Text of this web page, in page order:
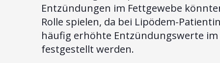
Entzündungen im Fettgewebe
Rolle spielen, da bei Lipödem-
häufig erhöhte Entzündungswerte
festgestellt werden.